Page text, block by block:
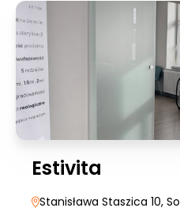
Estivita
Stanisława Staszica 10,